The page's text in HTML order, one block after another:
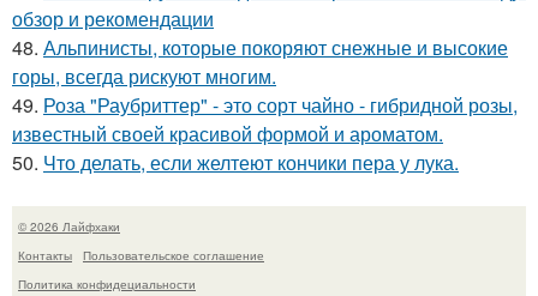
обзор и рекомендации
48. Альпинисты, которые покоряют снежные и высокие
горы, всегда рискуют многим.
49. Роза "Раубриттер" - это сорт чайно - гибридной розы,
известный своей красивой формой и ароматом.
50. Что делать, если желтеют кончики пера у лука.
© 2026 Лайфхаки
Контакты
Пользовательское соглашение
Политика конфидециальности